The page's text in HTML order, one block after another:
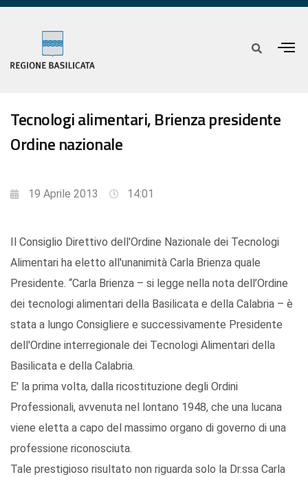
Tecnologi alimentari, Brienza presidente
Ordine nazionale
19 Aprile 2013 14:01
Il Consiglio Direttivo dell'Ordine Nazionale dei Tecnologi
Alimentari ha eletto all'unanimità Carla Brienza quale
Presidente. “Carla Brienza – si legge nella nota dell’Ordine
dei tecnologi alimentari della Basilicata e della Calabria – è
stata a lungo Consigliere e successivamente Presidente
dell'Ordine interregionale dei Tecnologi Alimentari della
Basilicata e della Calabria.
E' la prima volta, dalla ricostituzione degli Ordini
Professionali, avvenuta nel lontano 1948, che una lucana
viene eletta a capo del massimo organo di governo di una
professione riconosciuta.
Tale prestigioso risultato non riguarda solo la Dr.ssa Carla